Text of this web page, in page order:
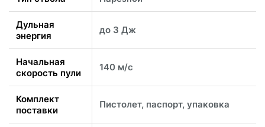
Дульная
энергия
до 3 Дж
Начальная
скорость пули
140 м/с
Комплект
поставки
Пистолет, паспорт, упаковка